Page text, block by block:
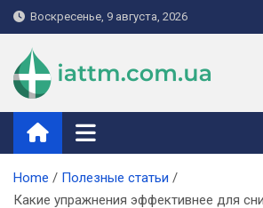
Skip
to
content
Воскресенье, 9 августа, 2026
iattm.com.ua
Home
Полезные статьи
Какие упражнения эффективнее для